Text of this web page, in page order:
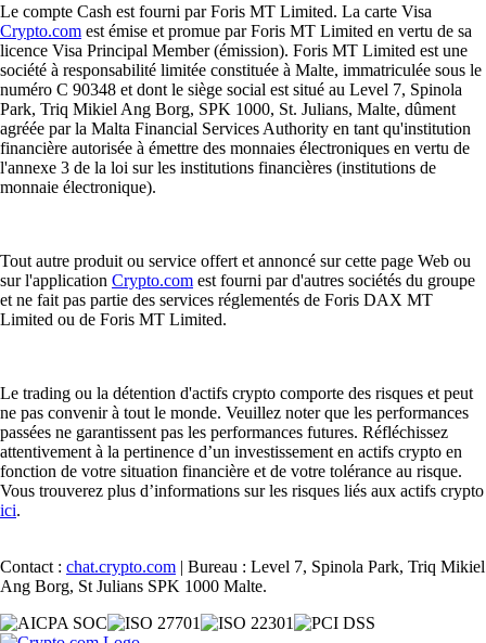
Le compte Cash est fourni par Foris MT Limited. La carte Visa
Crypto.com est émise et promue par Foris MT Limited en vertu de sa
licence Visa Principal Member (émission). Foris MT Limited est une
société à responsabilité limitée constituée à Malte, immatriculée sous le
numéro C 90348 et dont le siège social est situé au Level 7, Spinola
Park, Triq Mikiel Ang Borg, SPK 1000, St. Julians, Malte, dûment
agréée par la Malta Financial Services Authority en tant qu'institution
financière autorisée à émettre des monnaies électroniques en vertu de
l'annexe 3 de la loi sur les institutions financières (institutions de
monnaie électronique).
Tout autre produit ou service offert et annoncé sur cette page Web ou
sur l'application Crypto.com est fourni par d'autres sociétés du groupe
et ne fait pas partie des services réglementés de Foris DAX MT
Limited ou de Foris MT Limited.
Le trading ou la détention d'actifs crypto comporte des risques et peut
ne pas convenir à tout le monde. Veuillez noter que les performances
passées ne garantissent pas les performances futures. Réfléchissez
attentivement à la pertinence d’un investissement en actifs crypto en
fonction de votre situation financière et de votre tolérance au risque.
Vous trouverez plus d’informations sur les risques liés aux actifs crypto
ici.
Contact : chat.crypto.com | Bureau : Level 7, Spinola Park, Triq Mikiel
Ang Borg, St Julians SPK 1000 Malte.